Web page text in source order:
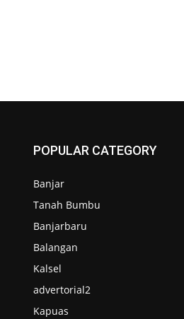
POPULAR CATEGORY
Banjar
Tanah Bumbu
Banjarbaru
Balangan
Kalsel
advertorial2
Kapuas